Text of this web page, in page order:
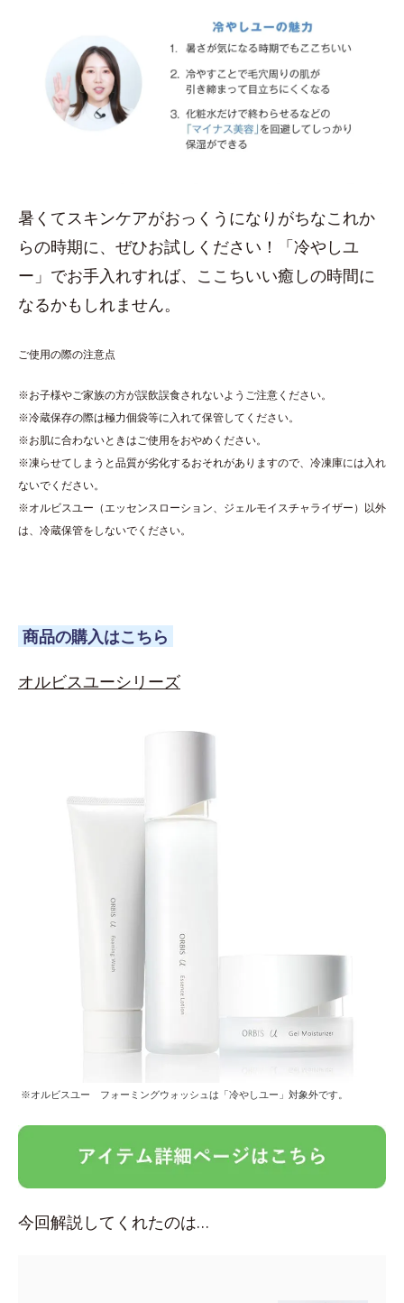
暑くてスキンケアがおっくうになりがちなこれか
らの時期に、ぜひお試しください！「冷やしユ
ー」でお手入れすれば、ここちいい癒しの時間に
なるかもしれません。
ご使用の際の注意点
※お子様やご家族の方が誤飲誤食されないようご注意ください。
※冷蔵保存の際は極力個袋等に入れて保管してください。
※お肌に合わないときはご使用をおやめください。
※凍らせてしまうと品質が劣化するおそれがありますので、冷凍庫には入れ
ないでください。
※オルビスユー（エッセンスローション、ジェルモイスチャライザー）以外
は、冷蔵保管をしないでください。
商品の購入はこちら
オルビスユーシリーズ
※オルビスユー フォーミングウォッシュは「冷やしユー」対象外です。
今回解説してくれたのは…